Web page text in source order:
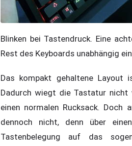
Blinken bei Tastendruck. Eine
Rest des Keyboards unabhängig
Das kompakt gehaltene Layout
Dadurch wiegt die Tastatur nicht
einen normalen Rucksack. Doch
dennoch nicht, denn über
Tastenbelegung auf das